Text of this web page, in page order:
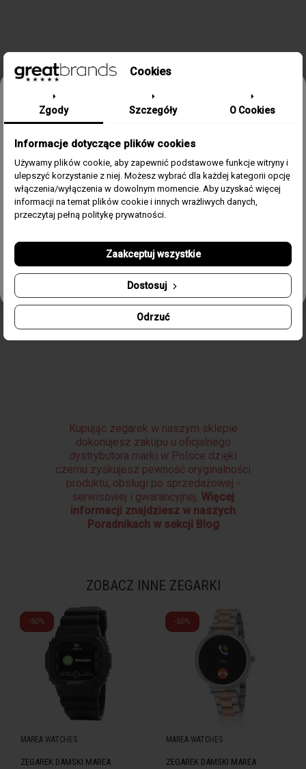
SZCZEGÓŁY PRODUKTU
Kolekcja / Linia Basic
Płeć Męski
Rozmiar 22 cm
Materiał
Stal, Emalia, IP różowe
złoto
Zapięcie Klamra jubilerska
Kupując zegarek w naszym sklepie
dokonujesz zakupu u oficjalnego
dystrybutora marki w Polsce dzięki
czemu zyskujesz pewność oryginalności
produktu, obsługi po sprzedażowej -
serwisowej i gwarancyjnej. Więcej
informacji znajdziesz w naszych
Poradnikach w sekcji Blog
ZOBACZ INNE ZEGARKI
-50%
MAREA WATCHES
ZEGAREK DAMSKI MAREA
-50%
MAREA WATCHES
ZEGAREK DAMSKI MAREA
Cookies
Zgody Szczegóły O Cookies
Informacje dotyczące plików cookies
Używamy plików cookie, aby zapewnić podstawowe funkcje witryny i
ulepszyć korzystanie z niej. Możesz wybrać dla każdej kategorii opcję
włączenia/wyłączenia w dowolnym momencie. Aby uzyskać więcej
informacji na temat plików cookie i innych wrażliwych danych,
przeczytaj pełną politykę prywatności.
Odrzuć
Dostosuj
Zaakceptuj wszystkie
Odbierz 15% rabatu na pierwsze
zamówienie w greatbrands!
Zapisz się do bezpłatnego Newslettera i dowiaduj się pierwszy o
Email
ZgodaAkceptuję regulamin i wyrażam zgodę na przetwarzanie
powyższych danych osobowych w celu otrzymywania
Odbierz swój kupon!